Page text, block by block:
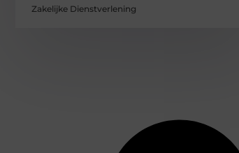
Zakelijke Dienstverlening